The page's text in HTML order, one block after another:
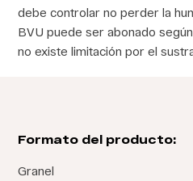
debe controlar no perder la
BVU puede ser abonado
no existe limitación por el
Formato del producto:
Granel